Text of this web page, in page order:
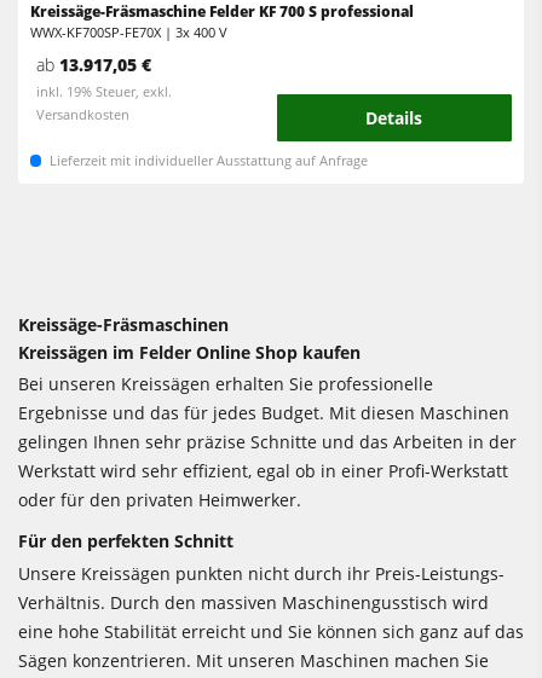
Kreissäge-Fräsmaschine Felder KF 700 S professional
WWX-KF700SP-FE70X | 3x 400 V
ab13.917,05 €
inkl. 19% Steuer, exkl.
Versandkosten
Details
Lieferzeit mit individueller Ausstattung auf Anfrage
Kreissäge-Fräsmaschinen
Kreissägen im Felder Online Shop kaufen
Bei unseren Kreissägen erhalten Sie professionelle
Ergebnisse und das für jedes Budget. Mit diesen Maschinen
gelingen Ihnen sehr präzise Schnitte und das Arbeiten in der
Werkstatt wird sehr effizient, egal ob in einer Profi-Werkstatt
oder für den privaten Heimwerker.
Für den perfekten Schnitt
Unsere Kreissägen punkten nicht durch ihr Preis-Leistungs-
Verhältnis. Durch den massiven Maschinengusstisch wird
eine hohe Stabilität erreicht und Sie können sich ganz auf das
Sägen konzentrieren. Mit unseren Maschinen machen Sie